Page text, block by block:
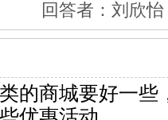
回答者：刘欣
的商城要好一些